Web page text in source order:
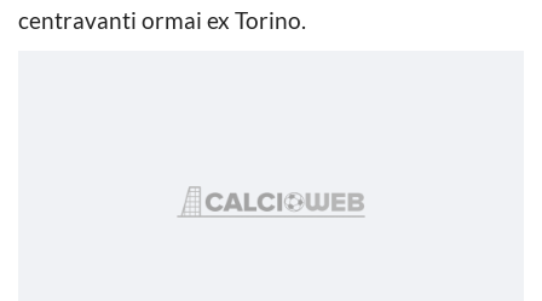
centravanti ormai ex Torino.